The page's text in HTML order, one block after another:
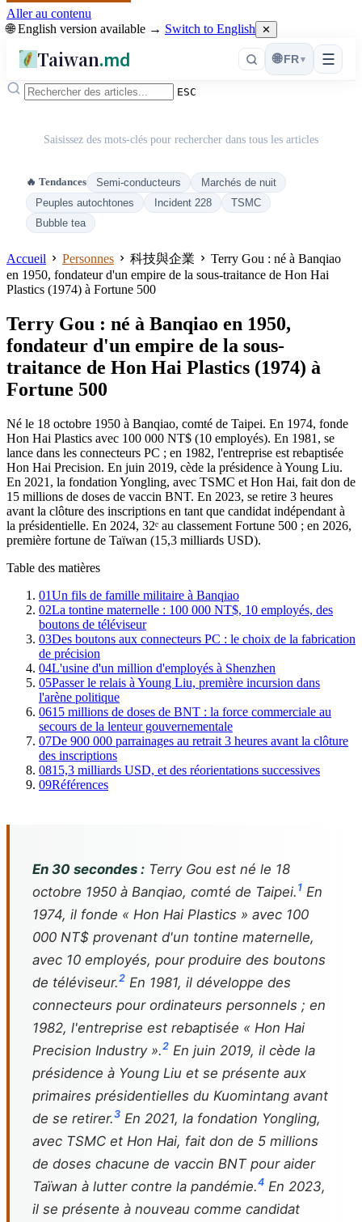
Aller au contenu
🌐 English version available → Switch to English ✕
Taiwan.md ☰
🌐 FR ▾
ESC
Saisissez des mots-clés pour rechercher dans tous les articles
🔥 Tendances Semi-conducteurs
Marchés de nuit
Peuples autochtones
Incident 228
TSMC
Bubble tea
Accueil Personnes 科技與企業
Terry Gou : né à Banqiao
en 1950, fondateur d'un empire de la sous-traitance de Hon Hai
Plastics (1974) à Fortune 500
Terry Gou : né à Banqiao en 1950,
fondateur d'un empire de la sous-
traitance de Hon Hai Plastics (1974) à
Fortune 500
Né le 18 octobre 1950 à Banqiao, comté de Taipei. En 1974, fonde
Hon Hai Plastics avec 100 000 NT$ (10 employés). En 1981, se
lance dans les connecteurs PC ; en 1982, l'entreprise est rebaptisée
Hon Hai Precision. En juin 2019, cède la présidence à Young Liu.
En 2021, la fondation Yongling, avec TSMC et Hon Hai, fait don de
15 millions de doses de vaccin BNT. En 2023, se retire 3 heures
avant la clôture des inscriptions en tant que candidat indépendant à
la présidentielle. En 2024, 32ᵉ au classement Fortune 500 ; en 2026,
première fortune de Taïwan (15,3 milliards USD).
Table des matières
01Un fils de famille militaire à Banqiao
02La tontine maternelle : 100 000 NT$, 10 employés, des
boutons de téléviseur
03Des boutons aux connecteurs PC : le choix de la fabrication
de précision
04L'usine d'un million d'employés à Shenzhen
05Passer le relais à Young Liu, première incursion dans
l'arène politique
0615 millions de doses de BNT : la force commerciale au
secours de la lenteur gouvernementale
07De 900 000 parrainages au retrait 3 heures avant la clôture
des inscriptions
0815,3 milliards USD, et des réorientations successives
09Références
En 30 secondes : Terry Gou est né le 18
octobre 1950 à Banqiao, comté de Taipei. 1 En
1974, il fonde « Hon Hai Plastics » avec 100
000 NT$ provenant d'un tontine maternelle,
avec 10 employés, pour produire des boutons
de téléviseur.2 En 1981, il développe des
connecteurs pour ordinateurs personnels ; en
1982, l'entreprise est rebaptisée « Hon Hai
Precision Industry ».2 En juin 2019, il cède la
présidence à Young Liu et se présente aux
primaires présidentielles du Kuomintang avant
de se retirer.3 En 2021, la fondation Yongling,
avec TSMC et Hon Hai, fait don de 5 millions
de doses chacune de vaccin BNT pour aider
Taïwan à lutter contre la pandémie.4 En 2023,
il se présente à nouveau comme candidat